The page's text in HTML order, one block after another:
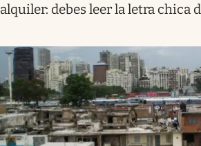
alquiler: debes leer la letra chica